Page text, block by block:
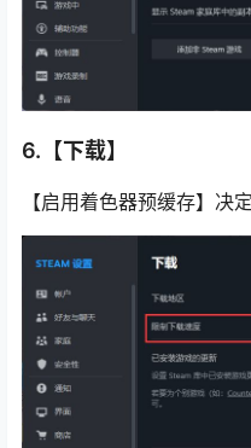
6.【下载】
【启用着色器预缓存】决